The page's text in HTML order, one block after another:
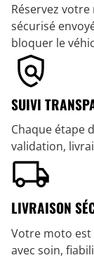
Réservez
sécurisé
bloquer le
SUIVI
Chaque étape
validation,
LIVRAISON
Votre moto
avec soin,